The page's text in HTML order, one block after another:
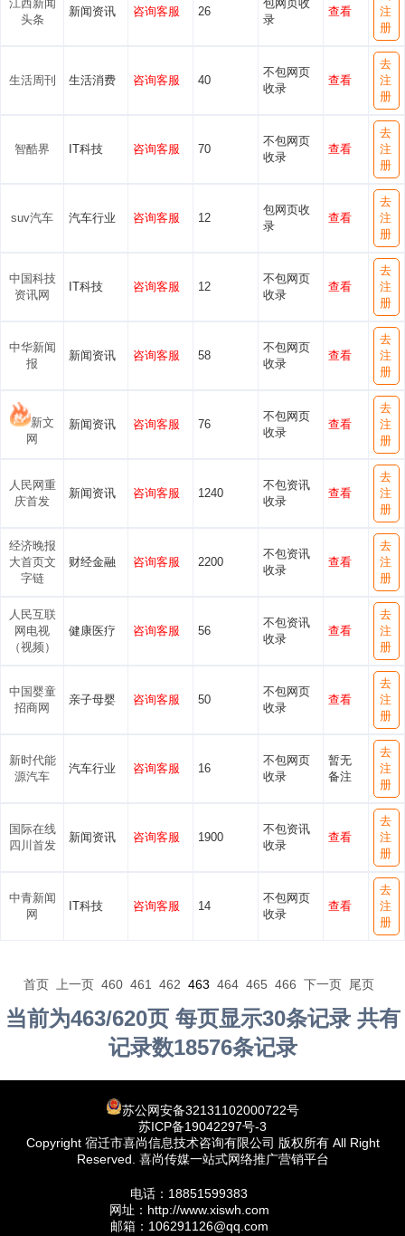
江西新闻
头条
新闻资讯 咨询客服 26
包网页收
录
查看
注
册
生活周刊 生活消费 咨询客服 40
不包网页
收录
查看
去
注
册
智酷界 IT科技 咨询客服 70
不包网页
收录
查看
去
注
册
suv汽车 汽车行业 咨询客服 12
包网页收
录
查看
去
注
册
中国科技
资讯网
IT科技 咨询客服 12
不包网页
收录
查看
去
注
册
中华新闻
报
新闻资讯 咨询客服 58
不包网页
收录
查看
去
注
册
新文
网
新闻资讯 咨询客服 76
不包网页
收录
查看
去
注
册
人民网重
庆首发
新闻资讯 咨询客服 1240
不包资讯
收录
查看
去
注
册
经济晚报
大首页文
字链
财经金融 咨询客服 2200
不包资讯
收录
查看
去
注
册
人民互联
网电视
（视频）
健康医疗 咨询客服 56
不包资讯
收录
查看
去
注
册
中国婴童
招商网
亲子母婴 咨询客服 50
不包网页
收录
查看
去
注
册
新时代能
源汽车
汽车行业 咨询客服 16
不包网页
收录
暂无
备注
去
注
册
国际在线
四川首发
新闻资讯 咨询客服 1900
不包资讯
收录
查看
去
注
册
中青新闻
网
IT科技 咨询客服 14
不包网页
收录
查看
去
注
册
首页 上一页 460 461 462 463 464 465 466 下一页 尾页
当前为463/620页 每页显示30条记录 共有
记录数18576条记录
苏公网安备32131102000722号
苏ICP备19042297号-3
Copyright 宿迁市喜尚信息技术咨询有限公司 版权所有 All Right
Reserved. 喜尚传媒一站式网络推广营销平台
电话：18851599383
网址：http://www.xiswh.com
邮箱：106291126@qq.com